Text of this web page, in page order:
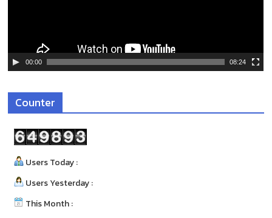
ดี
00:00 08:24
Counter
Users Today :
Users Yesterday :
This Month :